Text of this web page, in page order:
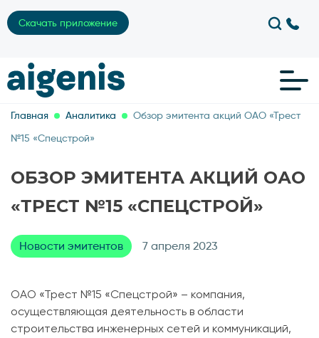
Скачать приложение
Главная Аналитика
Обзор эмитента акций ОАО «Трест
№15 «Спецстрой»
ОБЗОР ЭМИТЕНТА АКЦИЙ ОАО
«ТРЕСТ №15 «СПЕЦСТРОЙ»
Новости эмитентов 7 апреля 2023
ОАО «Трест №15 «Спецстрой» – компания,
осуществляющая деятельность в области
строительства инженерных сетей и коммуникаций,